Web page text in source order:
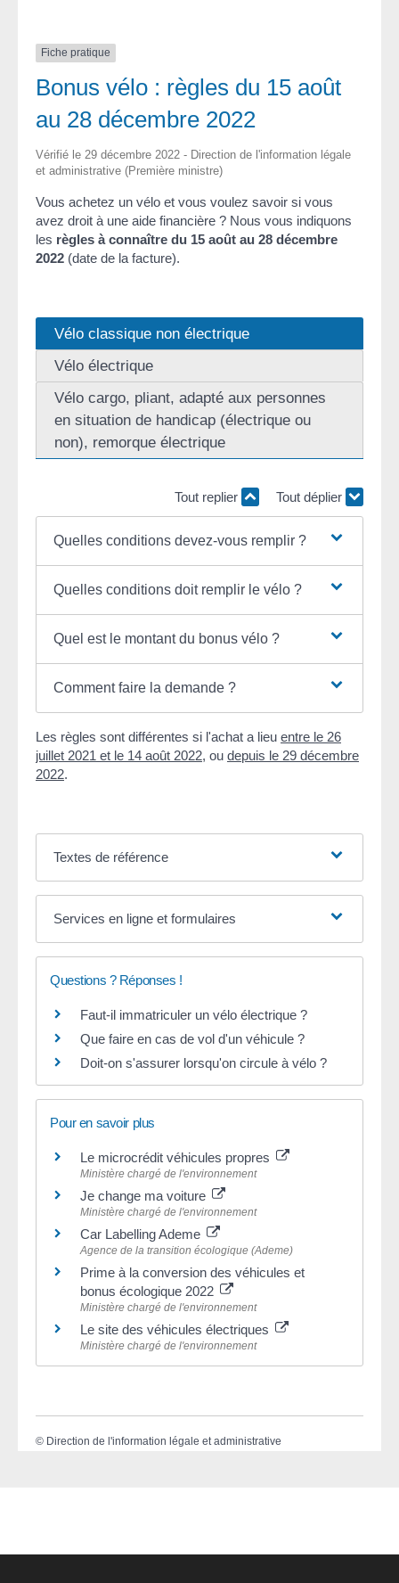
Fiche pratique
Bonus vélo : règles du 15 août
au 28 décembre 2022
Vérifié le 29 décembre 2022 - Direction de l'information légale
et administrative (Première ministre)
Vous achetez un vélo et vous voulez savoir si vous
avez droit à une aide financière ? Nous vous indiquons
les règles à connaître du 15 août au 28 décembre
2022 (date de la facture).
Vélo classique non électrique
Vélo électrique
Vélo cargo, pliant, adapté aux personnes
en situation de handicap (électrique ou
non), remorque électrique
Tout replier Tout déplier
Quelles conditions devez-vous remplir ?
Quelles conditions doit remplir le vélo ?
Quel est le montant du bonus vélo ?
Comment faire la demande ?
Les règles sont différentes si l'achat a lieu entre le 26
juillet 2021 et le 14 août 2022, ou depuis le 29 décembre
2022.
Textes de référence
Services en ligne et formulaires
Questions ? Réponses !
Faut-il immatriculer un vélo électrique ?
Que faire en cas de vol d'un véhicule ?
Doit-on s'assurer lorsqu'on circule à vélo ?
Pour en savoir plus
Le microcrédit véhicules propres
Ministère chargé de l'environnement
Je change ma voiture
Ministère chargé de l'environnement
Car Labelling Ademe
Agence de la transition écologique (Ademe)
Prime à la conversion des véhicules et
bonus écologique 2022
Ministère chargé de l'environnement
Le site des véhicules électriques
Ministère chargé de l'environnement
© Direction de l'information légale et administrative